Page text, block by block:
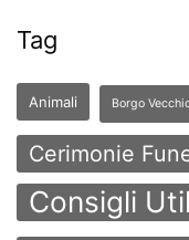
Tag
Animali Borgo
Cerimonie
Consigli